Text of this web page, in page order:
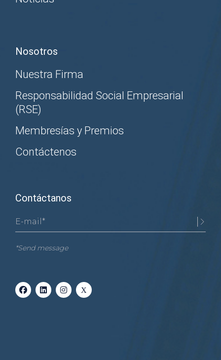
Nosotros
Nuestra Firma
Responsabilidad Social Empresarial
(RSE)
Membresías y Premios
Contáctenos
Contáctanos
*Send message